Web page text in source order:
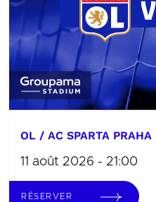
OL / AC SPARTA PRAHA
11 août 2026 - 21:00
RÉSERVER